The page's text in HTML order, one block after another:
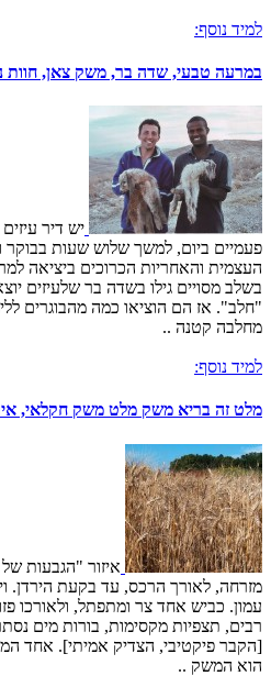
למיד נוסף:
במרעה טבעי, שדה בר, משק צאן, חוות
יש דיר
פעמיים ביום, למשך שלוש שעות
העצמית והאחריות הכרוכים ביציאה
בשלב מסויים גילו בשדה בר שלעיזים
"חלב". אז הם הוציאו כמה מהבוגרים
מחלבה קטנה ..
למיד נוסף:
מלט זה בריא משק מלט משק חקלאי,
איזור "הגבעות
מזרחה, לאורך הרכס, עד בקעת הירדן.
עמון. כביש אחד צר ומתפתל, ולאורכו
רבים, תצפיות מקסימות, בורות מים
[הקבר פיקטיבי, הצדיק אמיתי]. אחד
הוא המשק ..